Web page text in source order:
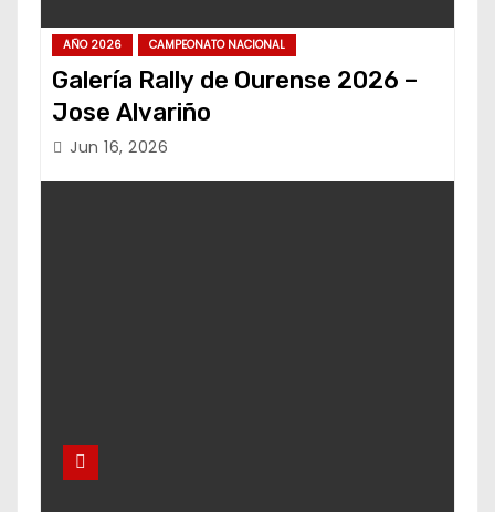
AÑO 2026 CAMPEONATO NACIONAL
Galería Rally de Ourense 2026 –
Jose Alvariño
Jun 16, 2026